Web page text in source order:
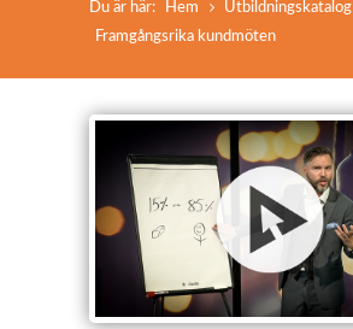
Du är här: Hem
Utbildningskatalog
Framgångsrika kundmöten